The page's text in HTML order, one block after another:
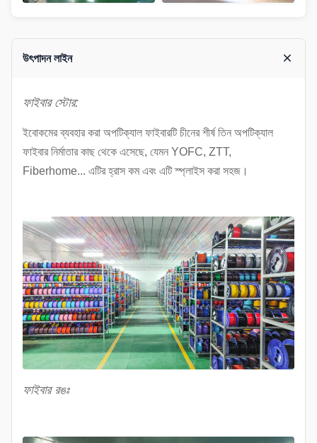
উৎপাদন লাইন
ফাইবার স্টোর:
ইবোকমের ব্যবহার করা অপটিক্যাল ফাইবারটি চীনের শীর্ষ তিন অপটিক্যাল
ফাইবার নির্মাতার কাছ থেকে এসেছে, যেমন YOFC, ZTT,
Fiberhome... এটির হ্রাস কম এবং এটি স্প্লাইস করা সহজ।
ফাইবার রঙঃ